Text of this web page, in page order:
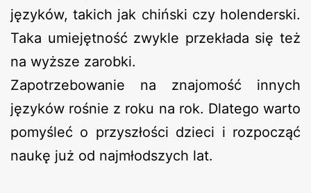
języków, takich jak chiński czy holenderski.
Taka umiejętność zwykle przekłada się też
na wyższe zarobki.
Zapotrzebowanie na znajomość innych
języków rośnie z roku na rok. Dlatego warto
pomyśleć o przyszłości dzieci i rozpocząć
naukę już od najmłodszych lat.